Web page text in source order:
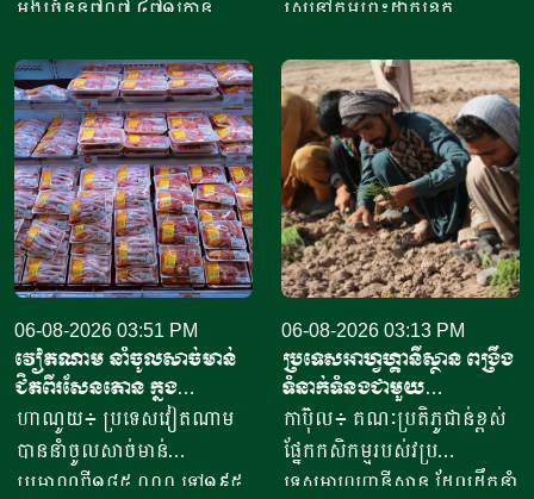
អង្ករចំនួន៧០៧ ៤៧១តោន​
ចំនួន៦១ក្រុមហ៊ុន ដោយនាំ
ចេញទៅកាន់គោលដៅចំនួន៦៦
ដែលក្នុងនោះទៅកាន់បណ្តា
ប្រទេសនៅក្នុងតំបន់អឺរ៉ុប
ចំនួន៣៣ ​បានបរិមាណអង្ករ
ចំនួន២០៧ ១៥៧តោន គិតជា
ទឹកប្រាក់ចំនួន១៥៦,៤៥​លាន
ដុល្លារ។ ឧកញ៉ា ឡាយ ឈុនហួ
ប្រធានសហព័ន្ធស្រូវអង្ករកម្ពុជា
បានមានប្រសាសន៍ថា ការនាំ
ចេញអង្ករសម្រាប់ឆ្នាំ២០២៦នេះ
នឹងសម្រេចបានជោគជ័យតាម
ផែនការ ហើយ​មិនមានបញ្ហាអ្វី
ចោទនោះទេ ជាពិសេស ស្រប
រស់នៅភូមិព្រះដាក់ខេត្ត
ចាប់ផ្តើម​ដំបូង​ចេញពីអង្ករ​
១០កំប៉ុង ឬមានទម្ងន់​ប្រហែល​បី
គីឡូក្រាម រហូតមកដល់ឆ្នាំ​
២០២៦នេះ អាច​លក់នំបាន​ពី៤
០០០ ទៅ​៨០០០នំ​ គិតជាប្រាក់
ចំណូលសរុបបានពីបីលានដល់​
ប្រាំបីលានរៀល​ក្នុងមួយថ្ងៃ​។ អ្នក
ស្រី ថ្លុង ថាន ម្ចាស់ហាង​យីហោ
“អាកោត្នោតព្រះដាក់” នៅឃុំព្រះ
ដាក់​ ស្រុក​បន្ទាយស្រី ខេត្ត
សៀមរាប​ បានឱ្យដឹង​ថា មុខរបរ
ធ្វើនំអាកោត្នោត​លក់ជូនប្រជា
ពលរដ្ឋនិងភ្ញៀវទេសចរណ៍
អន្តរជាតិ​ ក្នុងពេលសព្វថ្ងៃនេះ
06-08-2026 03:51 PM
វៀតណាម នាំចូលសាច់មាន់
ជិតពីរសែនតោន ក្នុង
ឆមាសទី១ ដោយភាគច្រើននាំ
ចូលពីអាម៉េរិក
ហាណូយ៖ ប្រទេសវៀតណាម
បាននាំចូលសាច់មាន់
ប្រមាណពី១៨៥ ០០០ ទៅ១៩៥
06-08-2026 03:13 PM
ប្រទេសអាហ្វហ្គានីស្ថាន ពង្រឹង
ទំនាក់ទំនងជាមួយ
ប្រទេសម៉ុលដូវ៉ា ដើម្បីជំរុញ
កិច្ចសហប្រតិបត្តិការផ្នែក
វិទ្យាសាស្ត្រ និងកសិកម្ម
កាប៊ុល៖ គណៈប្រតិភូជាន់ខ្ពស់
ផ្នែកកសិកម្មរបស់វប្រ
ទេសអាហ្វហ្គានីស្ថាន ដែលដឹកនាំ